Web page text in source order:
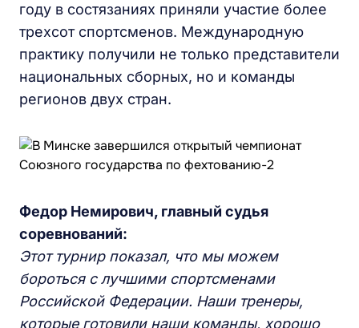
году в состязаниях приняли участие более
трехсот спортсменов. Международную
практику получили не только представители
национальных сборных, но и команды
регионов двух стран.
Федор Немирович, главный судья
соревнований:
Этот турнир показал, что мы можем
бороться с лучшими спортсменами
Российской Федерации. Наши тренеры,
которые готовили наши команды, хорошо